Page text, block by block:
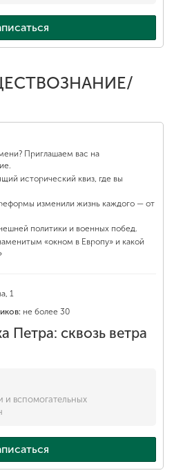
Приглашаем вас на
исторический квиз, где вы
изменили жизнь каждого — от
политики и военных побед.
«окном в Европу» и какой
1
не более 30
Петра: сквозь ветра
и вспомогательных